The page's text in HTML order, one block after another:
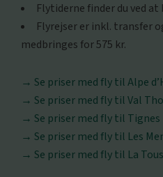
Flytiderne finder du ved
Flyrejser er inkl. transfer
medbringes for 575 kr.
→ Se priser med fly til Alpe
→ Se priser med fly til Val
→ Se priser med fly til Tignes
→ Se priser med fly til Les
→ Se priser med fly til La